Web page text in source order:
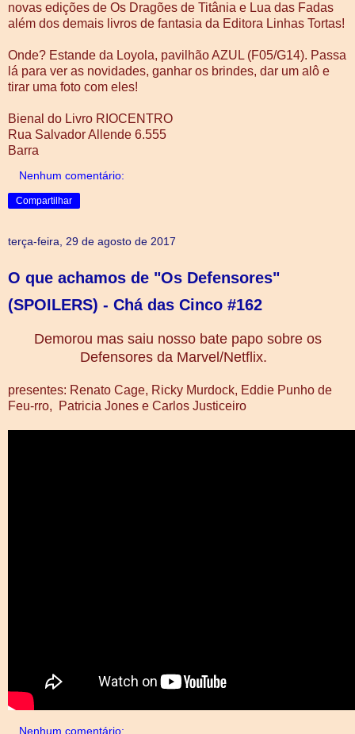
novas edições de Os Dragões de Titânia e Lua das Fadas
além dos demais livros de fantasia da Editora Linhas Tortas!
Onde? Estande da Loyola, pavilhão AZUL (F05/G14). Passa
lá para ver as novidades, ganhar os brindes, dar um alô e
tirar uma foto com eles!
Bienal do Livro RIOCENTRO
Rua Salvador Allende 6.555
Barra
Nenhum comentário:
Compartilhar
terça-feira, 29 de agosto de 2017
O que achamos de "Os Defensores"
(SPOILERS) - Chá das Cinco #162
Demorou mas saiu nosso bate papo sobre os
Defensores da Marvel/Netflix.
presentes: Renato Cage, Ricky Murdock, Eddie Punho de
Feu-rro, Patricia Jones e Carlos Justiceiro
Nenhum comentário: